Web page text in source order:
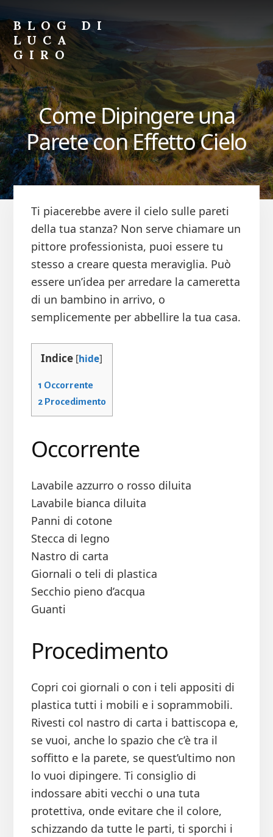
to
primary
sidebar
to
content
BLOG DI
LUCA
GIRO
Blog
di
Luca
Giro Come Dipingere una
Parete con Effetto Cielo
Ti piacerebbe avere il cielo sulle pareti
della tua stanza? Non serve chiamare un
pittore professionista, puoi essere tu
stesso a creare questa meraviglia. Può
essere un’idea per arredare la cameretta
di un bambino in arrivo, o
semplicemente per abbellire la tua casa.
Indice [hide]
1 Occorrente
2Procedimento
Occorrente
Lavabile azzurro o rosso diluita
Lavabile bianca diluita
Panni di cotone
Stecca di legno
Nastro di carta
Giornali o teli di plastica
Secchio pieno d’acqua
Guanti
Procedimento
Copri coi giornali o con i teli appositi di
plastica tutti i mobili e i soprammobili.
Rivesti col nastro di carta i battiscopa e,
se vuoi, anche lo spazio che c’è tra il
soffitto e la parete, se quest’ultimo non
lo vuoi dipingere. Ti consiglio di
indossare abiti vecchi o una tuta
protettiva, onde evitare che il colore,
schizzando da tutte le parti, ti sporchi i